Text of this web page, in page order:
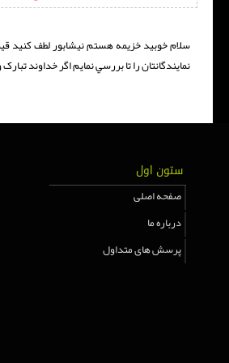
نمايندگانتان را تا بررسي نمايم اگر خداوند
ستون اول
صفحه اصلی
درباره ما
پرسش های متداول